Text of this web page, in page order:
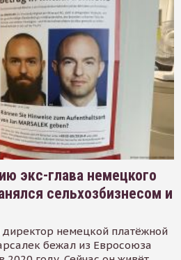
экс-глава немецкого
сельхозбизнесом и
немецкой платёжной
бежал из Евросоюза